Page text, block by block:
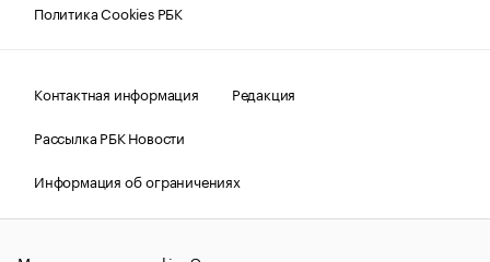
Политика Cookies РБК
Контактная информация
Редакция
Рассылка РБК Новости
Информация об ограничениях
Правовая информация
О соблюдении авторских прав